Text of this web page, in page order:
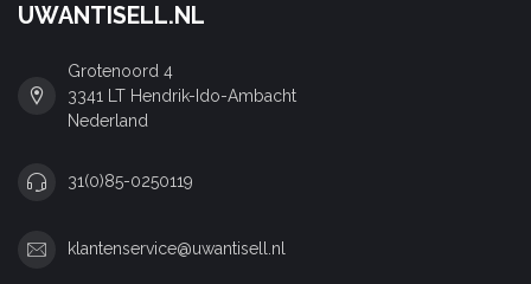
UWANTISELL.NL
Grotenoord 4
3341 LT Hendrik-Ido-Ambacht
Nederland
31(0)85-0250119
klantenservice@uwantisell.nl